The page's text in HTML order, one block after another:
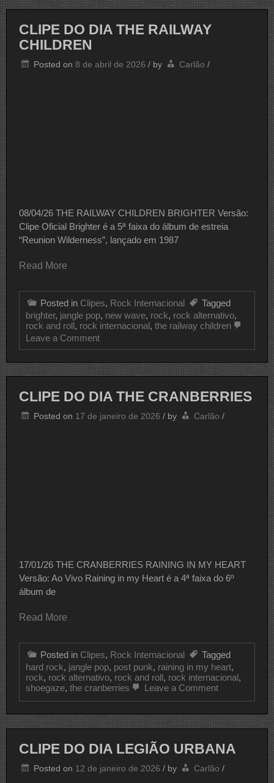
THE
CLIPE DO DIA THE RAILWAY
CHILDREN
Posted on 8 de abril de 2026 / by Carlão /
08/04/26 THE RAILWAY CHILDREN BRIGHTER Versão:
Clipe Oficial Brighter é a 5ª faixa do álbum de estreia
“Reunion Wilderness”, lançado em 1987
Read More
Posted in Clipes, Rock Internacional
Tagged
brighter, jangle pop, new wave, rock, rock alternativo,
rock and roll, rock internacional, the railway children
Leave a Commenton
CLIPE
THE
RAILWAY
CHILDREN
CLIPE DO DIA THE CRANBERRIES
Posted on 17 de janeiro de 2026 / by Carlão /
17/01/26 THE CRANBERRIES RAINING IN MY HEART
Versão: Ao Vivo Raining in my Heart é a 4ª faixa do 6º
álbum de
Read More
Posted in Clipes, Rock Internacional
Tagged
hard rock, jangle pop, post punk, raining in my heart,
rock, rock alternativo, rock and roll, rock internacional,
shoegaze, the cranberries Leave a Commenton
THE
CLIPE DO DIA LEGIÃO URBANA
Posted on 12 de janeiro de 2026 / by Carlão /